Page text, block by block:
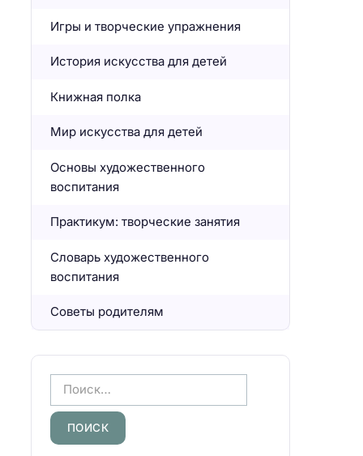
Игры и творческие упражнения
История искусства для детей
Книжная полка
Мир искусства для детей
Основы художественного
воспитания
Практикум: творческие занятия
Словарь художественного
воспитания
Советы родителям
а
й
т